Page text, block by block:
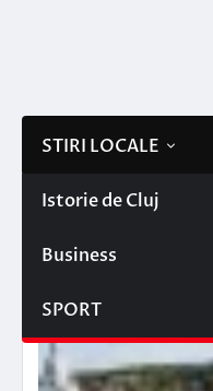
STIRI LOCALE
Istorie de Cluj
Business
SPORT
Etichetă: